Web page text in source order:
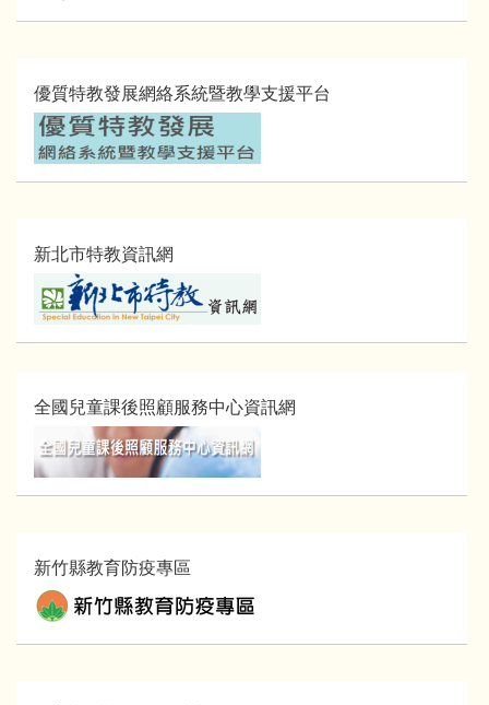
優質特教發展網絡系統暨教學支援平台
新北市特教資訊網
全國兒童課後照顧服務中心資訊網
新竹縣教育防疫專區